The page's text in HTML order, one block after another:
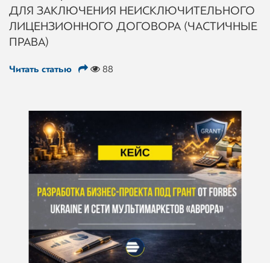
ДЛЯ ЗАКЛЮЧЕНИЯ НЕИСКЛЮЧИТЕЛЬНОГО
ЛИЦЕНЗИОННОГО ДОГОВОРА (ЧАСТИЧНЫЕ
ПРАВА)
Читать статью 88